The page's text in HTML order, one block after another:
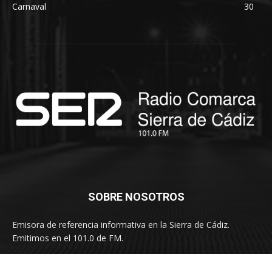
Carnaval
30
SOBRE NOSOTROS
Emisora de referencia informativa en la Sierra de Cádiz.
Emitimos en el 101.0 de FM.